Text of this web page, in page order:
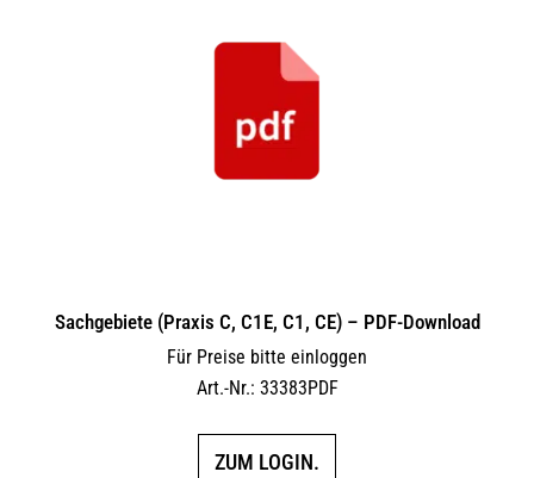
Sachgebiete (Praxis C, C1E, C1, CE) – PDF-Download
Für Preise bitte einloggen
Art.-Nr.: 33383PDF
ZUM LOGIN.